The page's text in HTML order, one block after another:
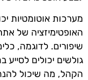
מערכות אוטומטיות
האופטימיזציה של
שיפורים. לדוגמה,
גולשים יכולים
הקהל, מה שיכול